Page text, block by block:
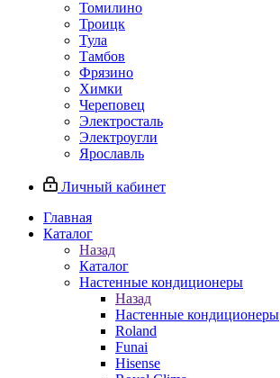
Томилино
Троицк
Тула
Тамбов
Фрязино
Химки
Череповец
Электросталь
Электроугли
Ярославль
Личный кабинет
Главная
Каталог
Назад
Каталог
Настенные кондиционеры
Назад
Настенные кондиционеры
Roland
Funai
Hisense